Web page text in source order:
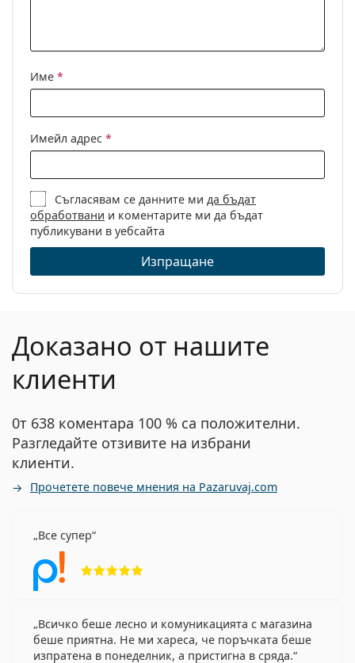
Име *
Имейл адрес *
Съгласявам се данните ми да бъдат
обработвани и коментарите ми да бъдат
публикувани в уебсайта
Изпращане
Доказано от нашите
клиенти
0т 638 коментара 100 % са положителни.
Разгледайте отзивите на избрани
клиенти.
Прочетете повече мнения на Pazaruvaj.com
Все супер
Всичко беше лесно и комуникацията с магазина
беше приятна. Не ми хареса, че поръчката беше
изпратена в понеделник, а пристигна в сряда.